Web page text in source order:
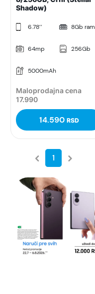
Shadow)
6.78’’ 8Gb ram
64mp 256Gb
5000mAh
Maloprodajna cena
17.990
14.590 RSD
1